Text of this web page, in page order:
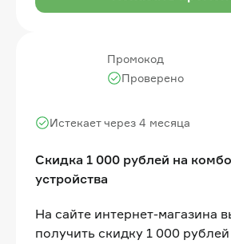
Промокод
Скидка 1 000 рублей на
устройства
Истекает через 4 месяца
Проверено
На сайте интернет-магазина
получить скидку 1 000